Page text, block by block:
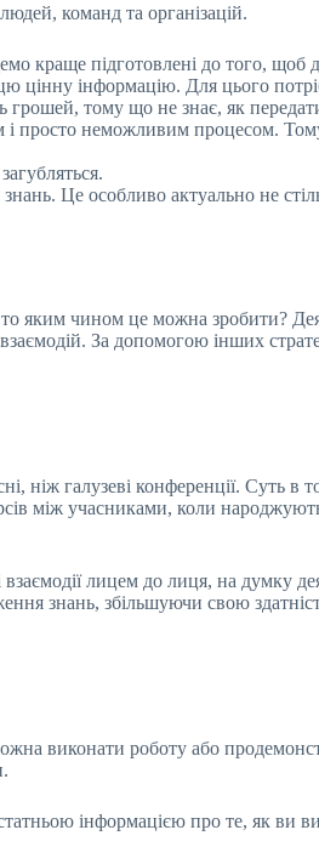
команд та організацій.
краще підготовлені до того,
інформацію. Для цього
грошей, тому що не знає, як
просто неможливим процесом.
Це особливо актуально не
яким чином це можна зробити?
За допомогою інших
ніж галузеві конференції. Суть в
між учасниками, коли
лицем до лиця, на думку
знань, збільшуючи свою
виконати роботу або
інформацією про те, як ви